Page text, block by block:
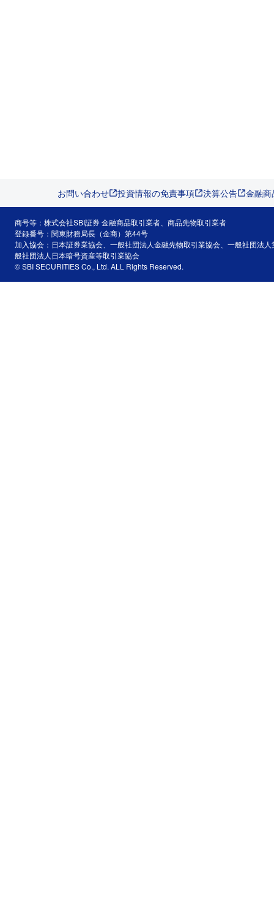
お問い合わせ 投資情報の免責事項 決算公告 金融
商号等：株式会社SBI証券 金融商品取引業者、商品先物取引業者
登録番号：関東財務局長（金商）第44号
加入協会：日本証券業協会、一般社団法人金融先物取引業協会、一般社団法
般社団法人日本暗号資産等取引業協会
© SBI SECURITIES Co., Ltd. ALL Rights Reserved.